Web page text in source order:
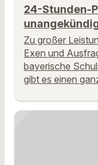
24-Stunden-
Zu großer
Exen und
bayerische
gibt es einen